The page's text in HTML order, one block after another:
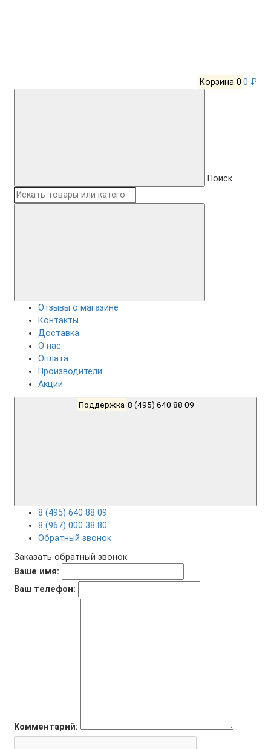
Корзина 0 0 ₽
Поиск
Отзывы о магазине
Контакты
Доставка
О нас
Оплата
Производители
Акции
Поддержка
8 (495) 640 88 09
8 (967) 000 38 80
Обратный звонок
Заказать обратный звонок
Ваше имя:
Ваш телефон:
Комментарий: